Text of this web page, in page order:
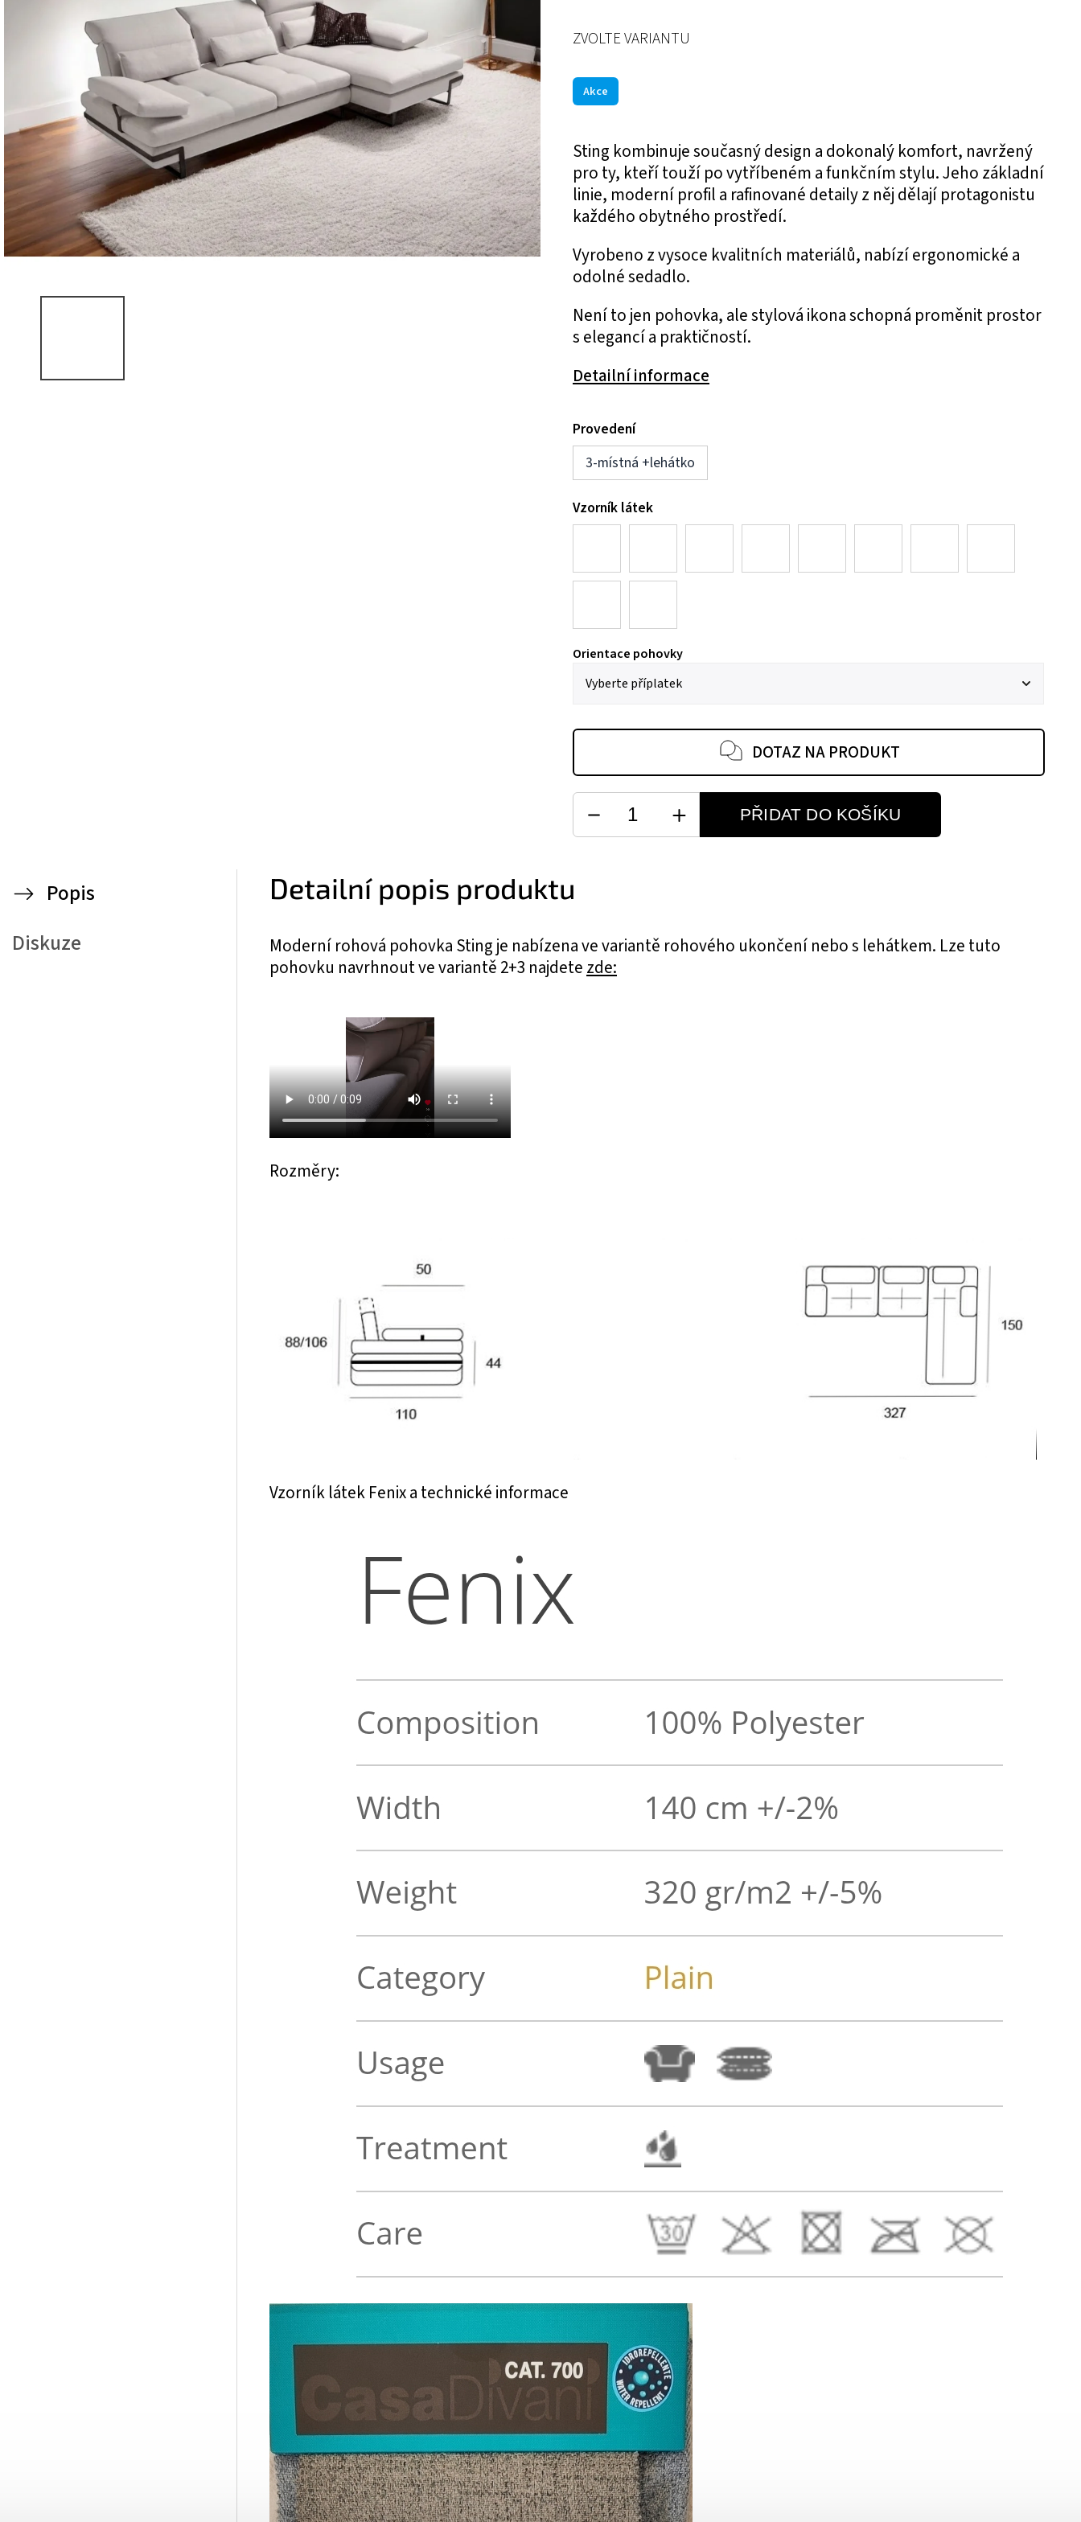
Sting kombinuje současný design a dokonalý komfort, navržený
pro ty, kteří touží po vytříbeném a funkčním stylu. Jeho základní
linie, moderní profil a rafinované detaily z něj dělají protagonistu
každého obytného prostředí.
Vyrobeno z vysoce kvalitních materiálů, nabízí ergonomické a
odolné sedadlo.
Není to jen pohovka, ale stylová ikona schopná proměnit prostor
s elegancí a praktičností.
Detailní informace
Akce
Provedení
3-místná +lehátko
Vzorník látek
Orientace pohovky
ZVOLTE VARIANTU
DOTAZ NA PRODUKT
PŘIDAT DO KOŠÍKU
Popis
Diskuze
Detailní popis produktu
Moderní rohová pohovka Sting je nabízena ve variantě rohového ukončení nebo s lehátkem. Lze tuto
pohovku navrhnout ve variantě 2+3 najdete zde:
Rozměry:
Vzorník látek Fenix a technické informace